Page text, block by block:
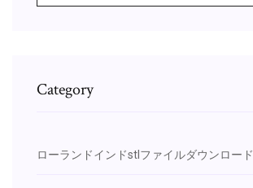
Category
ローランドインドstlファイルダウンロード